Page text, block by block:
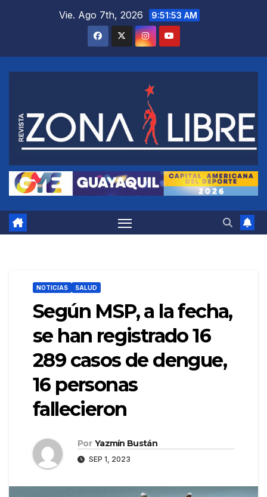
Vie. Ago 7th, 2026 9:51:53 AM
NOTICIAS SALUD
Según MSP, a la fecha,
se han registrado 16
289 casos de dengue,
16 personas
fallecieron
Por Yazmín Bustán
SEP 1, 2023